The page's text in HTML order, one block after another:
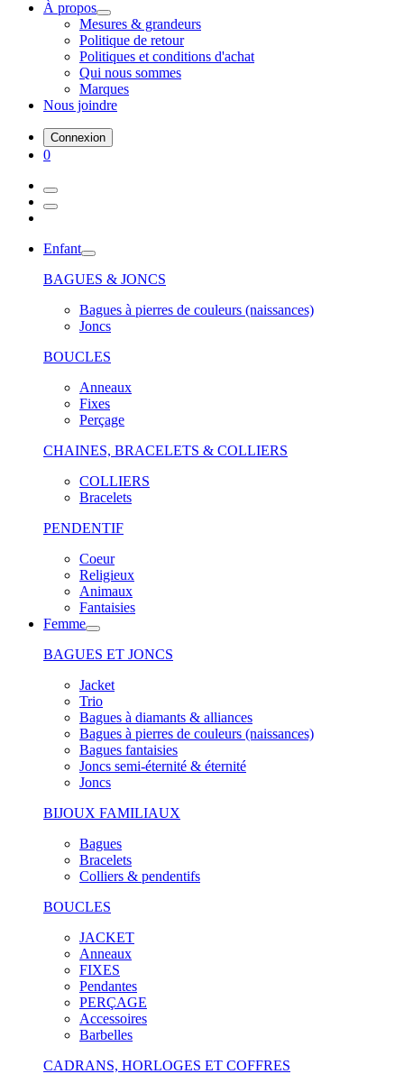
À propos
Mesures & grandeurs
Politique de retour
Politiques et conditions d'achat
Qui nous sommes
Marques
Nous joindre
Connexion
0
Enfant
BAGUES & JONCS
Bagues à pierres de couleurs (naissances)
Joncs
BOUCLES
Anneaux
Fixes
Perçage
CHAINES, BRACELETS & COLLIERS
COLLIERS
Bracelets
PENDENTIF
Coeur
Religieux
Animaux
Fantaisies
Femme
BAGUES ET JONCS
Jacket
Trio
Bagues à diamants & alliances
Bagues à pierres de couleurs (naissances)
Bagues fantaisies
Joncs semi-éternité & éternité
Joncs
BIJOUX FAMILIAUX
Bagues
Bracelets
Colliers & pendentifs
BOUCLES
JACKET
Anneaux
FIXES
Pendantes
PERÇAGE
Accessoires
Barbelles
CADRANS, HORLOGES ET COFFRES